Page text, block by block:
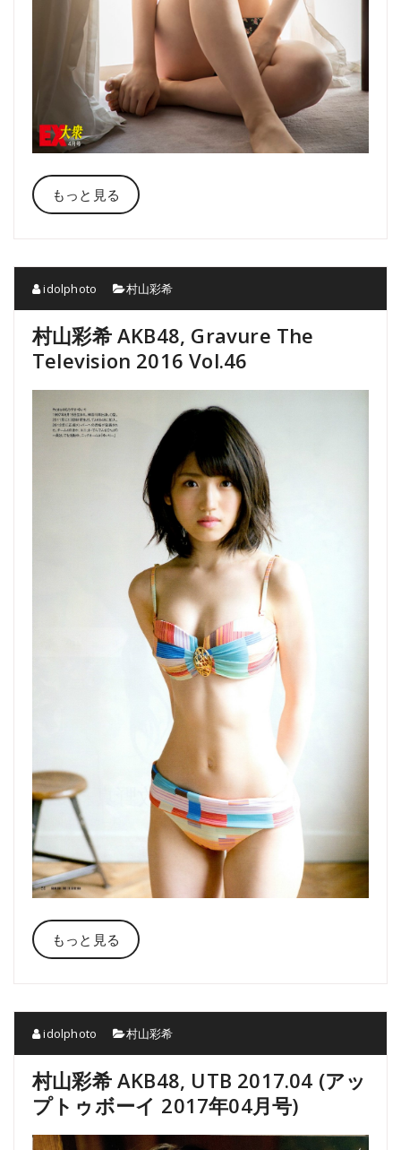
もっと見る
idolphoto 村山彩希
村山彩希 AKB48, Gravure The
Television 2016 Vol.46
もっと見る
idolphoto 村山彩希
村山彩希 AKB48, UTB 2017.04 (アッ
プトゥボーイ 2017年04月号)